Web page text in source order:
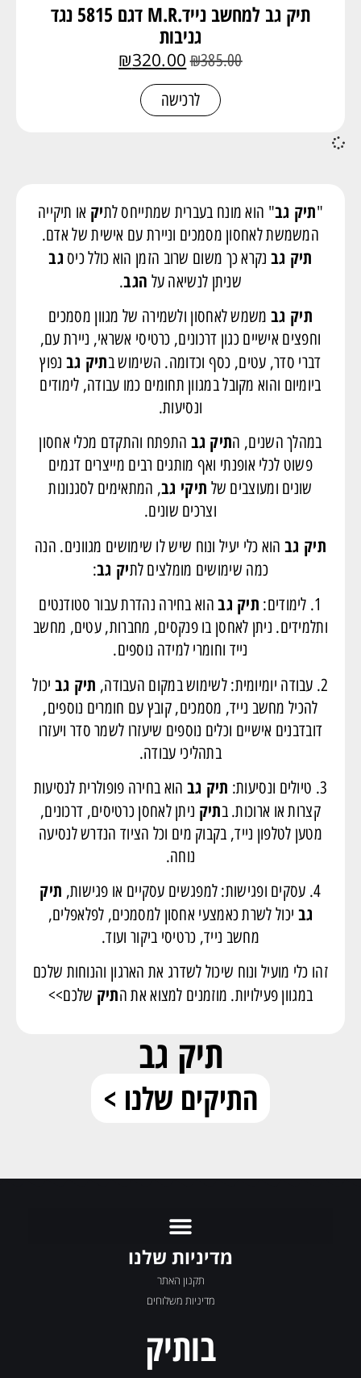
תיק גב למחשב נייד.M.R דגם 5815 נגד
גניבות
₪385.00
₪320.00
לרכישה
"תיק גב" הוא מונח בעברית שמתייחס לתיק או תיקייה
המשמשת לאחסון מסמכים וניירת עם אישית של אדם.
תיק גב נקרא כך משום שרוב הזמן הוא כולל כיס גב
שניתן לנשיאה על הגב.
תיק גב משמש לאחסון ולשמירה של מגוון מסמכים
וחפצים אישיים כגון דרכונים, כרטיסי אשראי, ניירת עם,
דברי סדר, עטים, כסף וכדומה. השימוש בתיק גב נפוץ
ביומיום והוא מקובל במגוון תחומים כמו עבודה, לימודים
ונסיעות.
במהלך השנים, התיק גב התפתח והתקדם מכלי אחסון
פשוט לכלי אופנתי ואף מותגים רבים מייצרים דגמים
שונים ומעוצבים של תיקי גב, המתאימים לסגנונות
וצרכים שונים.
תיק גב הוא כלי יעיל ונוח שיש לו שימושים מגוונים. הנה
כמה שימושים מומלצים לתיק גב:
1. לימודים:
תיק גבהוא בחירה נהדרת עבור סטודנטים
ותלמידים. ניתן לאחסן בו פנקסים, מחברות, עטים, מחשב
נייד וחומרי למידה נוספים.
2. עבודה יומיומית: לשימוש במקום העבודה,
תיק גב יכול
להכיל מחשב נייד, מסמכים, קובץ עם חומרים נוספים,
דובדבנים אישיים וכלים נוספים שיעזרו לשמר סדר ויעזרו
בתהליכי עבודה.
3. טיולים ונסיעות:
תיק גב הוא בחירה פופולרית לנסיעות
קצרות או ארוכות. בתיק ניתן לאחסן כרטיסים, דרכונים,
מטען לטלפון נייד, בקבוק מים וכל הציוד הנדרש לנסיעה
נוחה.
4. עסקים ופגישות: למפגשים עסקיים או פגישות,
תיק
גב יכול לשרת כאמצעי אחסון למסמכים, לפלאפלים,
מחשב נייד, כרטיסי ביקור ועוד.
זהו כלי מועיל ונוח שיכול לשדרג את הארגון והנוחות שלכם
במגוון פעילויות. מוזמנים למצוא את התיק שלכם>>
תיק גב
התיקים שלנו >
מדיניות שלנו
תקנון האתר
מדיניות משלוחים
בותיק